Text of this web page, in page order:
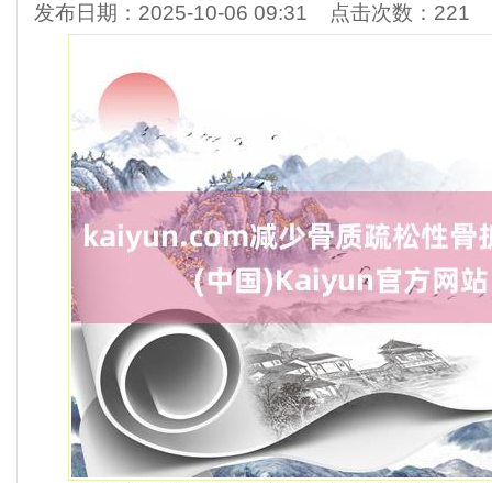
发布日期：2025-10-06 09:31 点击次数：221